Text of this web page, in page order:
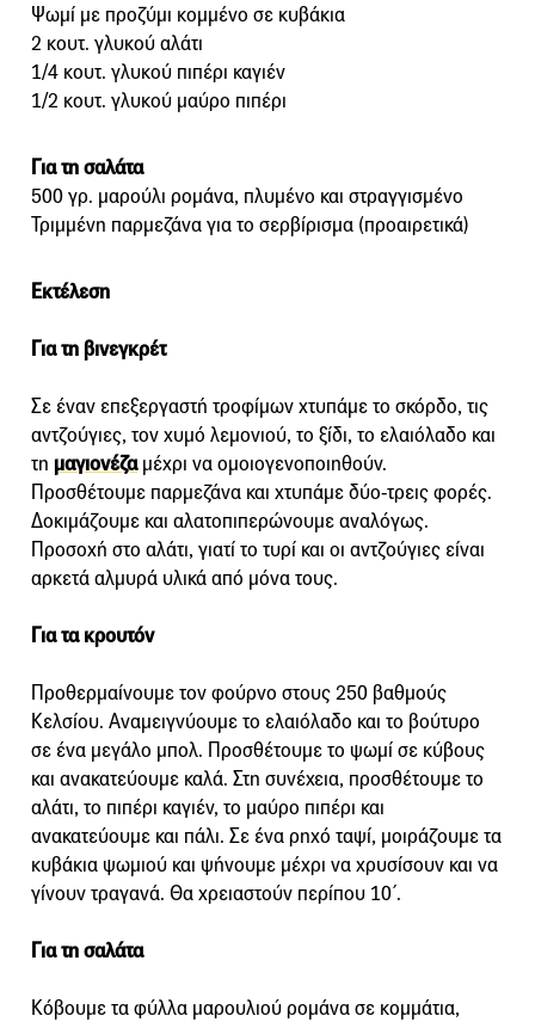
Ψωμί με προζύμι κομμένο σε κυβάκια
2 κουτ. γλυκού αλάτι
1/4 κουτ. γλυκού πιπέρι καγιέν
1/2 κουτ. γλυκού μαύρο πιπέρι
Για τη σαλάτα
500 γρ. μαρούλι ρομάνα, πλυμένο και στραγγισμένο
Τριμμένη παρμεζάνα για το σερβίρισμα (προαιρετικά)
Εκτέλεση
Για τη βινεγκρέτ
Σε έναν επεξεργαστή τροφίμων χτυπάμε το σκόρδο, τις
αντζούγιες, τον χυμό λεμονιού, το ξίδι, το ελαιόλαδο και
τη μαγιονέζαμέχρι να ομοιογενοποιηθούν.
Προσθέτουμε παρμεζάνα και χτυπάμε δύο-τρεις φορές.
Δοκιμάζουμε και αλατοπιπερώνουμε αναλόγως.
Προσοχή στο αλάτι, γιατί το τυρί και οι αντζούγιες είναι
αρκετά αλμυρά υλικά από μόνα τους.
Για τα κρουτόν
Προθερμαίνουμε τον φούρνο στους 250 βαθμούς
Κελσίου. Αναμειγνύουμε το ελαιόλαδο και το βούτυρο
σε ένα μεγάλο μπολ. Προσθέτουμε το ψωμί σε κύβους
και ανακατεύουμε καλά. Στη συνέχεια, προσθέτουμε το
αλάτι, το πιπέρι καγιέν, το μαύρο πιπέρι και
ανακατεύουμε και πάλι. Σε ένα ρηχό ταψί, μοιράζουμε τα
κυβάκια ψωμιού και ψήνουμε μέχρι να χρυσίσουν και να
γίνουν τραγανά. Θα χρειαστούν περίπου 10΄.
Για τη σαλάτα
Κόβουμε τα φύλλα μαρουλιού ρομάνα σε κομμάτια,